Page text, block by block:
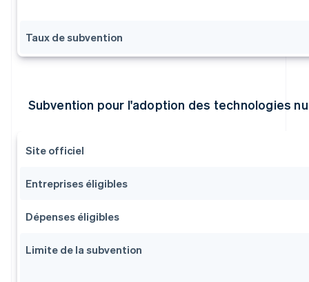
Taux de subvention
Subvention pour l'adoption des technologies
Site officiel
Entreprises éligibles
Dépenses éligibles
Limite de la subvention